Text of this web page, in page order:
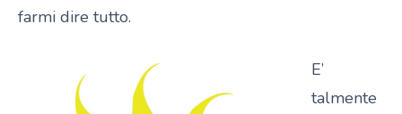
farmi dire tutto.
E’
talmente